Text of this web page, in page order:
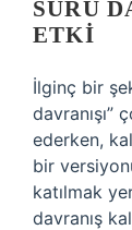
SÜRÜ
ETKI
İlginç bir
davranışı”
ederken,
bir
katılmak
davranış